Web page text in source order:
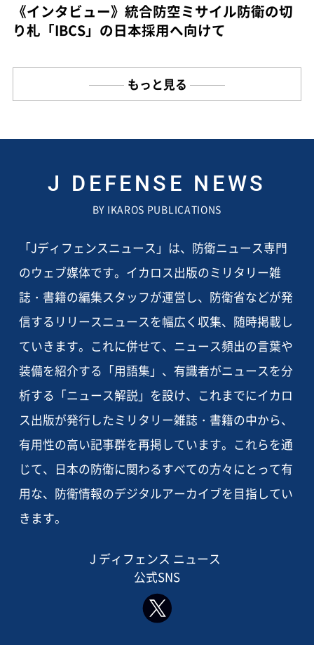
《インタビュー》統合防空ミサイル防衛の切
り札「IBCS」の日本採用へ向けて
もっと見る
J DEFENSE NEWS
BY IKAROS PUBLICATIONS
「Jディフェンスニュース」は、防衛ニュース専門
のウェブ媒体です。イカロス出版のミリタリー雑
誌・書籍の編集スタッフが運営し、防衛省などが発
信するリリースニュースを幅広く収集、随時掲載し
ていきます。これに併せて、ニュース頻出の言葉や
装備を紹介する「用語集」、有識者がニュースを分
析する「ニュース解説」を設け、これまでにイカロ
ス出版が発行したミリタリー雑誌・書籍の中から、
有用性の高い記事群を再掲しています。これらを通
じて、日本の防衛に関わるすべての方々にとって有
用な、防衛情報のデジタルアーカイブを目指してい
きます。
J ディフェンス ニュース
公式SNS